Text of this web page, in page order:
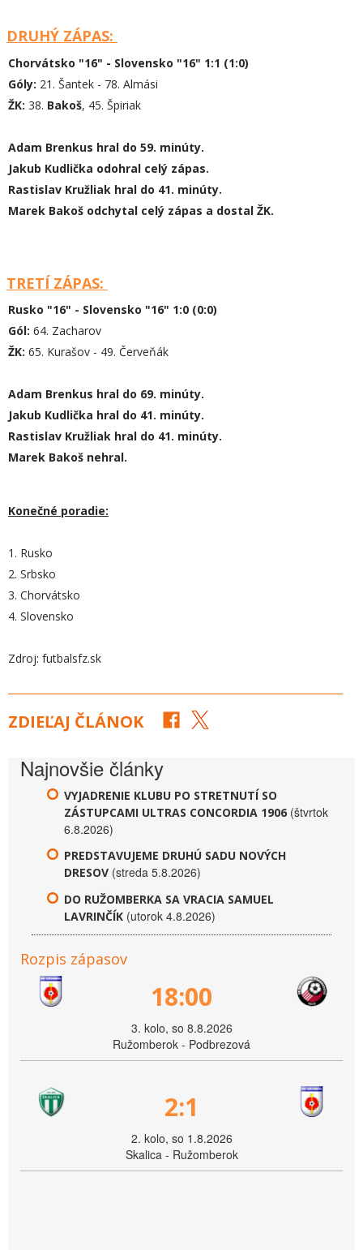
DRUHÝ ZÁPAS:
Chorvátsko "16" - Slovensko "16" 1:1 (1:0)
Góly: 21. Šantek - 78. Almási
ŽK: 38. Bakoš, 45. Špiriak
Adam Brenkus hral do 59. minúty.
Jakub Kudlička odohral celý zápas.
Rastislav Kružliak hral do 41. minúty.
Marek Bakoš odchytal celý zápas a dostal ŽK.
TRETÍ ZÁPAS:
Rusko "16" - Slovensko "16" 1:0 (0:0)
Gól: 64. Zacharov
ŽK: 65. Kurašov - 49. Červeňák
Adam Brenkus hral do 69. minúty.
Jakub Kudlička hral do 41. minúty.
Rastislav Kružliak hral do 41. minúty.
Marek Bakoš nehral.
Konečné poradie:
1. Rusko
2. Srbsko
3. Chorvátsko
4. Slovensko
Zdroj: futbalsfz.sk
ZDIEĽAJ ČLÁNOK
Najnovšie články
VYJADRENIE KLUBU PO STRETNUTÍ SO
ZÁSTUPCAMI ULTRAS CONCORDIA 1906 (štvrtok
6.8.2026)
PREDSTAVUJEME DRUHÚ SADU NOVÝCH
DRESOV (streda 5.8.2026)
DO RUŽOMBERKA SA VRACIA SAMUEL
LAVRINČÍK (utorok 4.8.2026)
Rozpis zápasov
18:00
3. kolo, so 8.8.2026
Ružomberok - Podbrezová
2:1
2. kolo, so 1.8.2026
Skalica - Ružomberok